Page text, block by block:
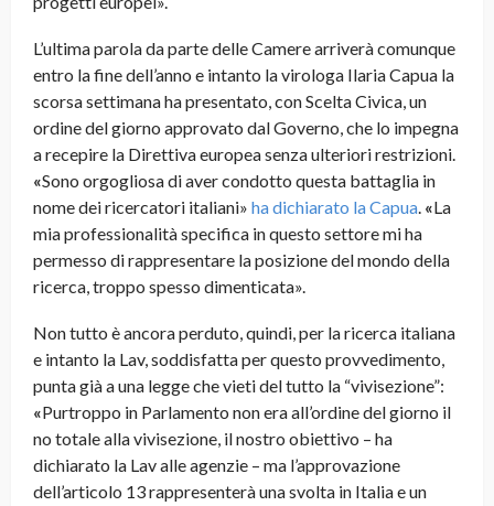
L’ultima parola da parte delle Camere arriverà comunque
entro la fine dell’anno e intanto la virologa Ilaria Capua la
scorsa settimana ha presentato, con Scelta Civica, un
ordine del giorno approvato dal Governo, che lo impegna
a recepire la Direttiva europea senza ulteriori restrizioni.
«Sono orgogliosa di aver condotto questa battaglia in
nome dei ricercatori italiani» ha dichiarato la Capua. «La
mia professionalità specifica in questo settore mi ha
permesso di rappresentare la posizione del mondo della
ricerca, troppo spesso dimenticata».
Non tutto è ancora perduto, quindi, per la ricerca italiana
e intanto la Lav, soddisfatta per questo provvedimento,
punta già a una legge che vieti del tutto la “vivisezione”:
«Purtroppo in Parlamento non era all’ordine del giorno il
no totale alla vivisezione, il nostro obiettivo – ha
dichiarato la Lav alle agenzie – ma l’approvazione
dell’articolo 13 rappresenterà una svolta in Italia e un